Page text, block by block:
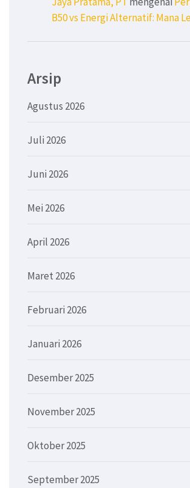
B50 vs Energi Alternatif: Mana
Arsip
Agustus 2026
Juli 2026
Juni 2026
Mei 2026
April 2026
Maret 2026
Februari 2026
Januari 2026
Desember 2025
November 2025
Oktober 2025
September 2025